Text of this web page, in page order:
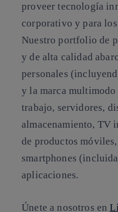
proveer tecnología
corporativo y para
Nuestro portfolio de
y de alta calidad
personales
y la marca multimodo
trabajo, servidores,
almacenamiento, TV
de productos
smartphones
aplicaciones.
Únete a nosotros en